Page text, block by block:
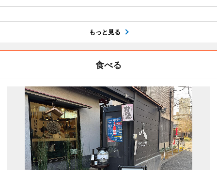
もっと見る
食べる